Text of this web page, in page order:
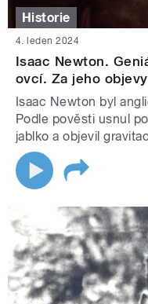
Historie
4. leden 2024
Isaac Newton.
ovcí. Za jeho
Isaac Newton byl
Podle pověsti usnul
jablko a objevil